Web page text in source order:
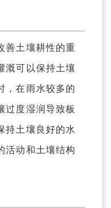
土壤耕性的重
溉可以保持土壤
，在雨水较多的
过度湿润导致板
持土壤良好的水
活动和土壤结构